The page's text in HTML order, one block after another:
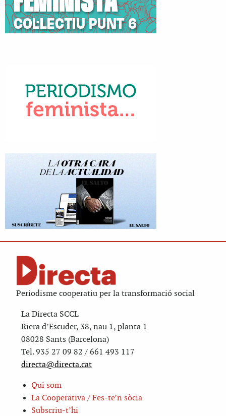
Periodisme cooperatiu per la transformació social
La Directa SCCL
Riera d’Escuder, 38, nau 1, planta 1
08028 Sants (Barcelona)
Tel. 935 27 09 82 / 661 493 117
directa@directa.cat
Qui som
La Cooperativa / Fes-te’n sòcia
Subscriu-t’hi